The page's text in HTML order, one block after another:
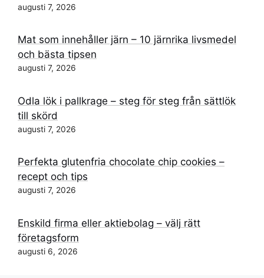
augusti 7, 2026
Mat som innehåller järn – 10 järnrika livsmedel
och bästa tipsen
augusti 7, 2026
Odla lök i pallkrage – steg för steg från sättlök
till skörd
augusti 7, 2026
Perfekta glutenfria chocolate chip cookies –
recept och tips
augusti 7, 2026
Enskild firma eller aktiebolag – välj rätt
företagsform
augusti 6, 2026